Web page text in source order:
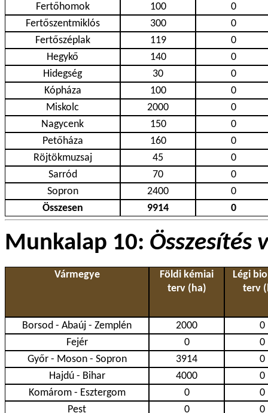
Fertőhomok
100
0
Fertőszentmiklós
300
0
Fertőszéplak
119
0
Hegykő
140
0
Hidegség
30
0
Kópháza
100
0
Miskolc
2000
0
Nagycenk
150
0
Petőháza
160
0
Röjtökmuzsaj
45
0
Sarród
70
0
Sopron
2400
0
Összesen
9914 0
Munkalap 10: Összesítés
Vármegye
Földi kémiai
terv (ha)
Légi
terv
Borsod - Abaúj - Zemplén 2000
0
Fejér
0
0
Győr - Moson - Sopron
3914
0
Hajdú - Bihar
4000
0
Komárom - Esztergom
0
0
Pest
0 0